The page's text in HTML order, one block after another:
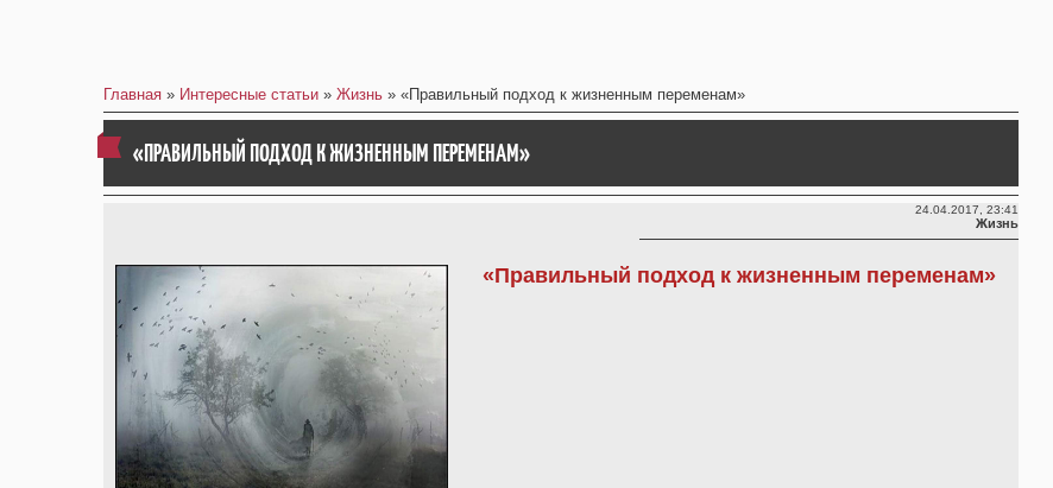
Главная » Интересные статьи » Жизнь » «Правильный подход к жизненным переменам»
«ПРАВИЛЬНЫЙ ПОДХОД К ЖИЗНЕННЫМ ПЕРЕМЕНАМ»
24.04.2017, 23:41
Жизнь
«Правильный подход к жизненным переменам»